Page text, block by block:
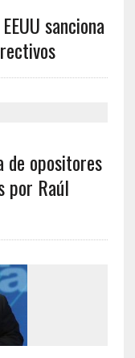
sanciona
de opositores
por Raúl